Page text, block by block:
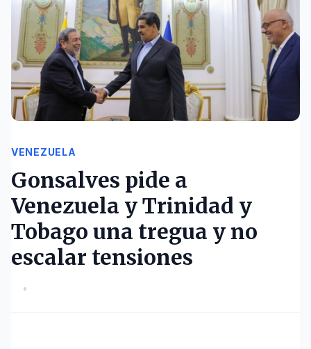
VENEZUELA
Gonsalves pide a
Venezuela y Trinidad y
Tobago una tregua y no
escalar tensiones
•